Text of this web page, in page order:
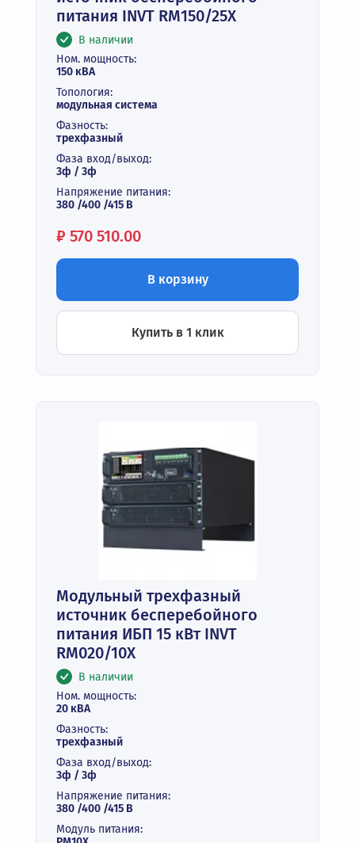
питания INVT RM150/25X
В наличии
Ном. мощность:
150 кВА
Топология:
модульная система
Фазность:
трехфазный
Фаза вход/выход:
3ф / 3ф
Напряжение питания:
380 /400 /415 В
Цена:
₽ 570 510.00
В корзину
Купить в 1 клик
Модульный трехфазный
источник бесперебойного
питания ИБП 15 кВт INVT
RM020/10X
В наличии
Ном. мощность:
20 кВА
Фазность:
трехфазный
Фаза вход/выход:
3ф / 3ф
Напряжение питания:
380 /400 /415 В
Модуль питания: